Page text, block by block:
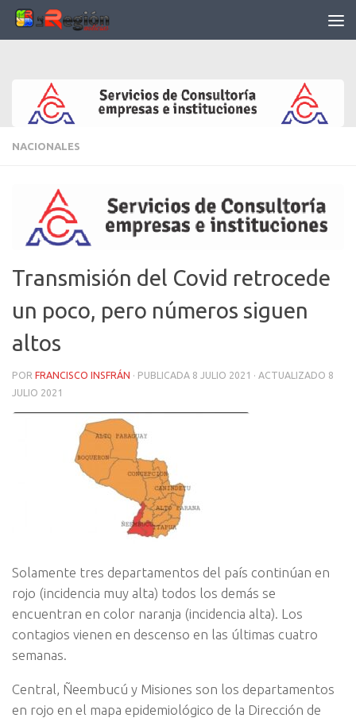
Saltar al contenido
NACIONALES
Transmisión del Covid retrocede
un poco, pero números siguen
altos
POR FRANCISCO INSFRÁN · PUBLICADA 8 JULIO 2021 · ACTUALIZADO 8
JULIO 2021
Solamente tres departamentos del país continúan en
rojo (incidencia muy alta) todos los demás se
encuentran en color naranja (incidencia alta). Los
contagios vienen en descenso en las últimas cuatro
semanas.
Central, Ñeembucú y Misiones son los departamentos
en rojo en el mapa epidemiológico de la Dirección de